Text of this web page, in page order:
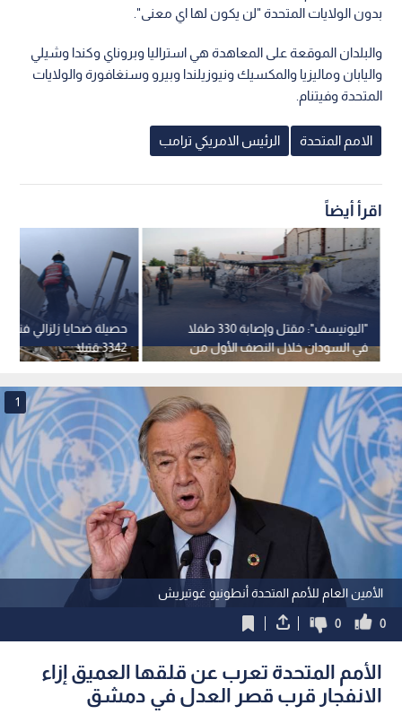
بدون الولايات المتحدة "لن يكون لها اي معنى".
والبلدان الموقعة على المعاهدة هي استراليا وبروناي وكندا وشيلي
واليابان وماليزيا والمكسيك ونيوزيلندا وبيرو وسنغافورة والولايات
المتحدة وفيتنام.
الامم المتحدة الرئيس الامريكي ترامب
اقرأ أيضاً
حصيلة ضحايا زلزالي
3342 قتيلا
"اليونيسف": مقتل وإصابة 330 طفلا
في السودان خلال النصف الأول من
عام 2026
الأمين العام للأمم المتحدة أنطونيو غوتيريش
1
0
0
الأمم المتحدة تعرب عن قلقها العميق إزاء
الانفجار قرب قصر العدل في دمشق